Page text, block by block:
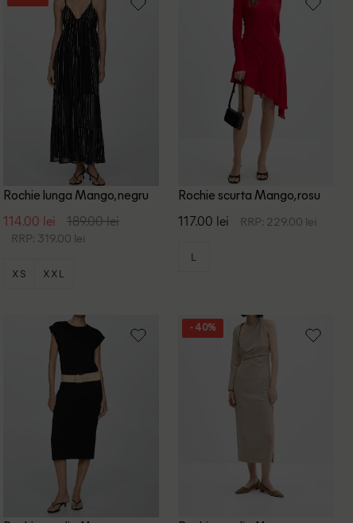
Rochie lunga Mango, negru
114.00 lei 189.00 lei
RRP: 319.00 lei
XS XXL
Rochie scurta Mango, rosu
117.00 lei RRP: 229.00 lei
L
- 40%